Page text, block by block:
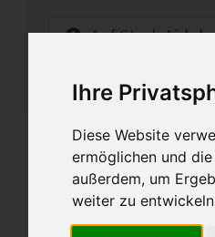
Ihre
Diese Website
ermöglichen und
außerdem, um
weiter zu
Auf
Startseite Sonstiges